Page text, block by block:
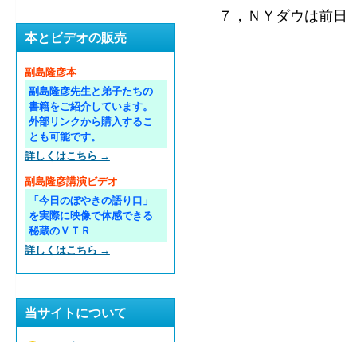
７，ＮＹダウは前
本とビデオの販売
副島隆彦本
副島隆彦先生と弟子たちの
書籍をご紹介しています。
外部リンクから購入するこ
とも可能です。
詳しくはこちら →
副島隆彦講演ビデオ
「今日のぼやきの語り口」
を実際に映像で体感できる
秘蔵のＶＴＲ
詳しくはこちら →
当サイトについて